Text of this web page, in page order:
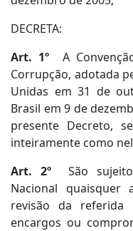
DECRETA:
Art. 1º A
Corrupção, adotada
Unidas em 31 de
Brasil em 9 de
presente Decreto,
inteiramente como
Art. 2ºSão
Nacional
revisão da referida
encargos ou